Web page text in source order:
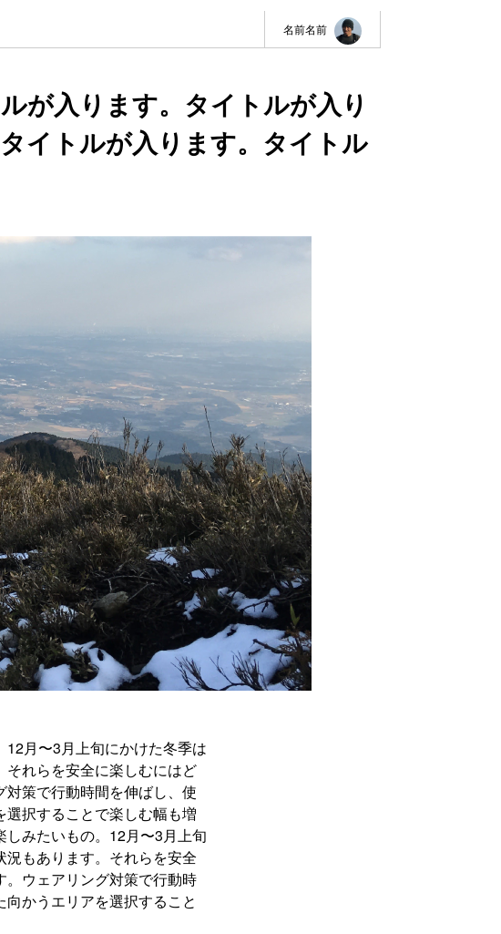
名前名前
が入ります。タイトルが入り
イトルが入ります。タイトル
月〜3月上旬にかけた冬季は
れらを安全に楽しむにはど
策で行動時間を伸ばし、使
択することで楽しむ幅も増
みたいもの。12月〜3月上旬
もあります。それらを安全
ウェアリング対策で行動時
かうエリアを選択すること